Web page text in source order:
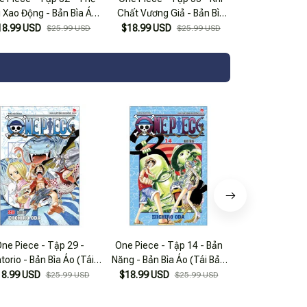
Xao Động - Bản Bìa Áo
(Tái Bản 2025)
USD $25.99 USD
Chất Vương Giả - Bản Bìa
Áo (Tái Bản 2025)
$18.99 USD $25.99 USD
Piece - Tập 29 -
- Bản Bìa Áo (Tái
Bản 2025)
USD $25.99 USD
One Piece - Tập 14 - Bản
Năng - Bản Bìa Áo (Tái Bản
2025)
$18.99 USD $25.99 USD